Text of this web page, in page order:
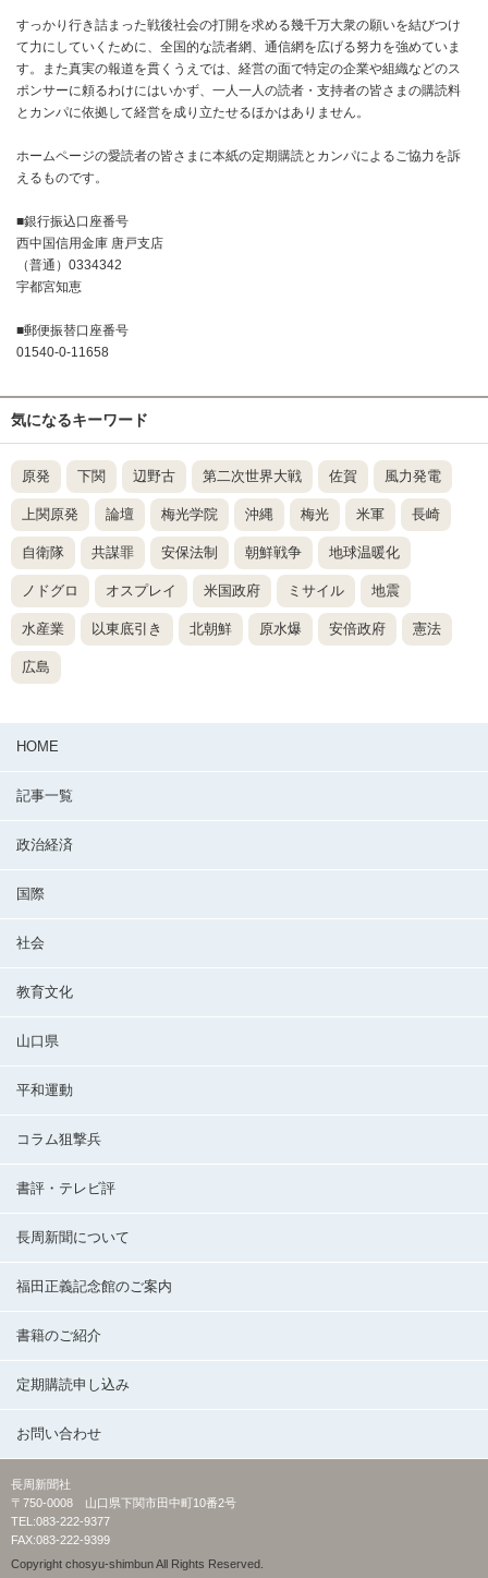
すっかり行き詰まった戦後社会の打開を求める幾千万大衆の願いを結びつけ
て力にしていくために、全国的な読者網、通信網を広げる努力を強めていま
す。また真実の報道を貫くうえでは、経営の面で特定の企業や組織などのス
ポンサーに頼るわけにはいかず、一人一人の読者・支持者の皆さまの購読料
とカンパに依拠して経営を成り立たせるほかはありません。
ホームページの愛読者の皆さまに本紙の定期購読とカンパによるご協力を訴
えるものです。
■銀行振込口座番号
西中国信用金庫 唐戸支店
（普通）0334342
宇都宮知恵
■郵便振替口座番号
01540-0-11658
気になるキーワード
原発 下関 辺野古 第二次世界大戦 佐賀 風力発電
上関原発 論壇 梅光学院 沖縄 梅光 米軍 長崎
自衛隊 共謀罪 安保法制 朝鮮戦争 地球温暖化
ノドグロ オスプレイ 米国政府 ミサイル 地震
水産業 以東底引き 北朝鮮 原水爆 安倍政府 憲法
広島
HOME
記事一覧
政治経済
国際
社会
教育文化
山口県
平和運動
コラム狙撃兵
書評・テレビ評
長周新聞について
福田正義記念館のご案内
書籍のご紹介
定期購読申し込み
お問い合わせ
長周新聞社
〒750-0008 山口県下関市田中町10番2号
TEL:083-222-9377
FAX:083-222-9399
Copyright chosyu-shimbun All Rights Reserved.